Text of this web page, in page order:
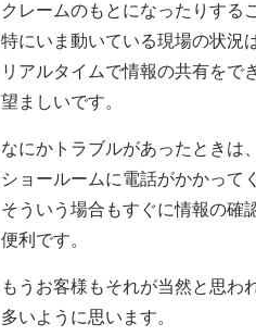
クレームのもとになったりする
特にいま動いている現場の状況
リアルタイムで情報の共有をで
望ましいです。
なにかトラブルがあったときは、
ショールームに電話がかかって
そういう場合もすぐに情報の確
便利です。
もうお客様もそれが当然と思わ
多いように思います。